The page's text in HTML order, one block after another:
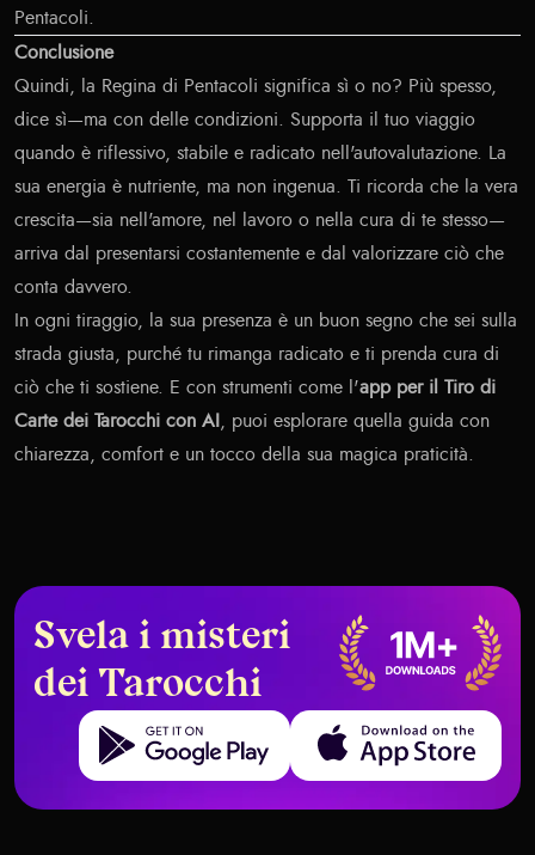
Pentacoli.
Conclusione
Quindi, la Regina di Pentacoli significa sì o no? Più spesso,
dice sì—ma con delle condizioni. Supporta il tuo viaggio
quando è riflessivo, stabile e radicato nell'autovalutazione. La
sua energia è nutriente, ma non ingenua. Ti ricorda che la vera
crescita—sia nell'amore, nel lavoro o nella cura di te stesso—
arriva dal presentarsi costantemente e dal valorizzare ciò che
conta davvero.
In ogni tiraggio, la sua presenza è un buon segno che sei sulla
strada giusta, purché tu rimanga radicato e ti prenda cura di
ciò che ti sostiene. E con strumenti come l'app per il Tiro di
Carte dei Tarocchi con AI
, puoi esplorare quella guida con
chiarezza, comfort e un tocco della sua magica praticità.
Svela i misteri
dei Tarocchi
Get it on Google Play Download on the App Store